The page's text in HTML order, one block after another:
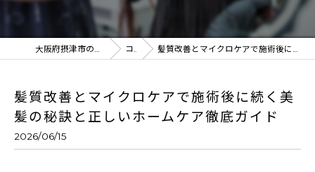
大阪府摂津市の美容室ならClimb of hair コラム 髪質改善とマイクロケアで施術後に続く美髪の秘訣と正しいホームケア徹底ガイド
髪質改善とマイクロケアで施術後に続く美
髪の秘訣と正しいホームケア徹底ガイド
2026/06/15